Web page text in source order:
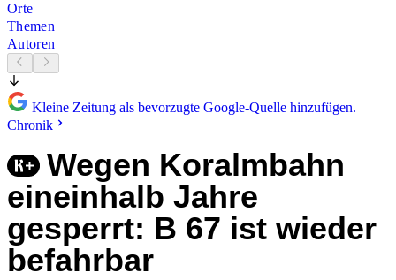
Orte
Themen
Autoren
Kleine Zeitung als bevorzugte Google-Quelle hinzufügen.
Chronik
Wegen Koralmbahn
eineinhalb Jahre
gesperrt: B 67 ist wieder
befahrbar